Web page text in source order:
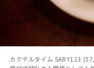
カクテルタイム SARY123